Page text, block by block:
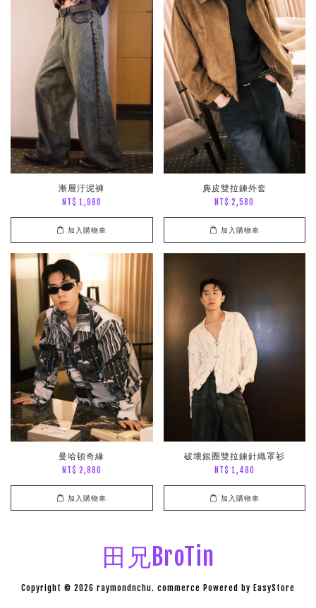
漸層汙泥褲
NT$ 1,980
加入購物車
麂皮雙拉鍊外套
NT$ 2,580
加入購物車
曼哈頓奇緣
NT$ 2,880
加入購物車
破壞銀圈雙拉鍊針織罩衫
NT$ 1,480
加入購物車
田兄BroTin
Copyright © 2026 raymondnchu. commerce Powered by EasyStore